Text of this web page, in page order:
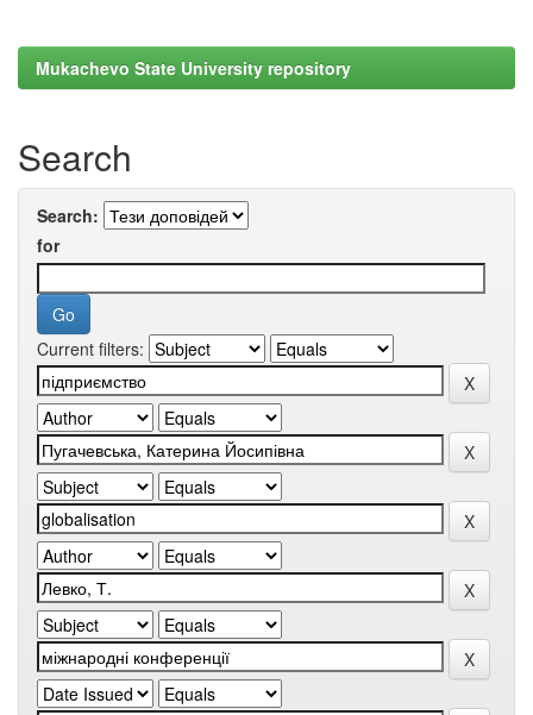
Mukachevo State University repository
Search
Search:
for
Current filters: